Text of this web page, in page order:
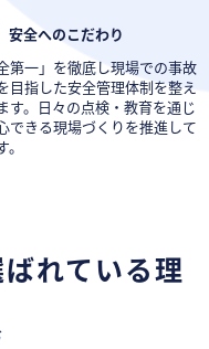
安全へのこだわり
第一」を徹底し現場での事故
目指した安全管理体制を整え
す。日々の点検・教育を通じ
できる現場づくりを推進して
れている理